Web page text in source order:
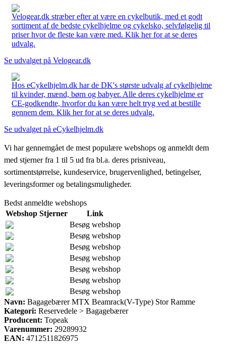
Velogear.dk stræber efter at være en cykelbutik, med et godt
sortiment af de bedste cykelhjelme og cykelsko, selvfølgelig til
priser hvor de fleste kan være med. Klik her for at se deres
udvalg.
Se udvalget på Velogear.dk
Hos eCykelhjelm.dk har de DK's største udvalg af cykelhjelme
til kvinder, mænd, børn og babyer. Alle deres cykelhjelme er
CE-godkendte, hvorfor du kan være helt tryg ved at bestille
gennem dem. Klik her for at se deres udvalg.
Se udvalget på eCykelhjelm.dk
Vi har gennemgået de mest populære webshops og anmeldt dem
med stjerner fra 1 til 5 ud fra bl.a. deres prisniveau,
sortimentstørrelse, kundeservice, brugervenlighed, betingelser,
leveringsformer og betalingsmuligheder.
Bedst anmeldte webshops
Webshop Stjerner
Link
Besøg webshop
Besøg webshop
Besøg webshop
Besøg webshop
Besøg webshop
Besøg webshop
Besøg webshop
Navn: Bagagebærer MTX Beamrack(V-Type) Stor Ramme
Kategori: Reservedele > Bagagebærer
Producent: Topeak
Varenummer: 29289932
EAN: 4712511826975